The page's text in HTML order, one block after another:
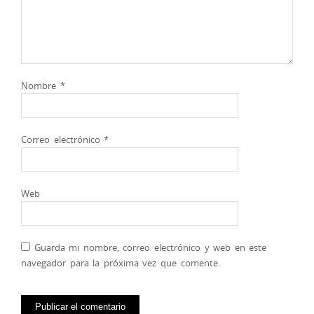
Nombre *
Correo electrónico*
Web
Guarda mi nombre, correo electrónico y web en este
navegador para la próxima vez que comente.